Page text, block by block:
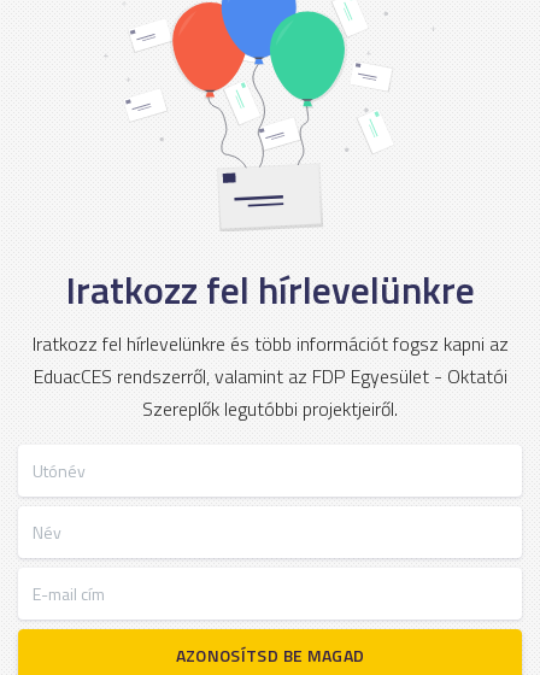
Iratkozz fel hírlevelünkre
Iratkozz fel hírlevelünkre és több információt fogsz kapni az
EduacCES rendszerről, valamint az FDP Egyesület - Oktatói
Szereplők legutóbbi projektjeiről.
AZONOSÍTSD BE MAGAD